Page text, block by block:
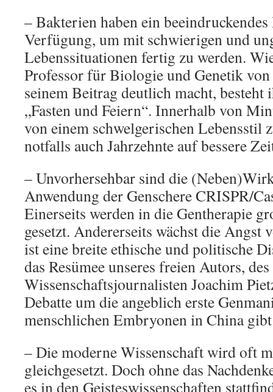
– Bakterien haben ein
Verfügung, um mit schwierigen und
Lebenssituationen fertig zu werden.
Professor für Biologie und Genetik
seinem Beitrag deutlich macht, besteht
„Fasten und Feiern“. Innerhalb von
von einem schwelgerischen Lebensstil
notfalls auch Jahrzehnte auf bessere
– Unvorhersehbar sind die
Anwendung der Genschere CRISPR/
Einerseits werden in die Gentherapie
gesetzt. Andererseits wächst die Angst
ist eine breite ethische und politische
das Resümee unseres freien Autors, des
Wissenschaftsjournalisten Joachim
Debatte um die angeblich erste
menschlichen Embryonen in China
– Die moderne Wissenschaft wird oft
gleichgesetzt. Doch ohne das
es in den Geisteswissenschaften